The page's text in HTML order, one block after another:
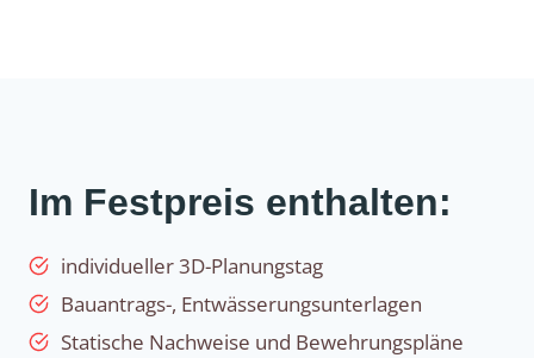
Im Festpreis enthalten:
individueller 3D-Planungstag
Bauantrags-, Entwässerungsunterlagen
Statische Nachweise und Bewehrungspläne